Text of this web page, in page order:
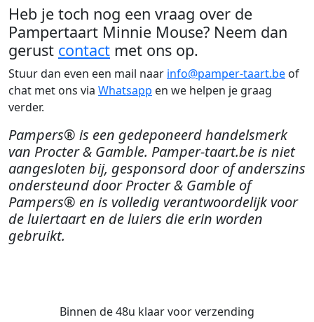
Heb je toch nog een vraag over de
Pampertaart Minnie Mouse? Neem dan
gerust contact met ons op.
Stuur dan even een mail naar info@pamper-taart.be of
chat met ons via Whatsapp en we helpen je graag
verder.
Pampers® is een gedeponeerd handelsmerk
van Procter & Gamble. Pamper-taart.be is niet
aangesloten bij, gesponsord door of anderszins
ondersteund door Procter & Gamble of
Pampers® en is volledig verantwoordelijk voor
de luiertaart en de luiers die erin worden
gebruikt.
Binnen de 48u klaar voor verzending